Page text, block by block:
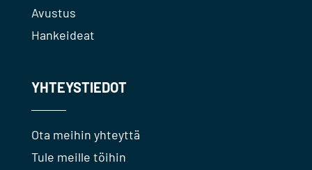
Avustus
Hankeideat
YHTEYSTIEDOT
Ota meihin yhteyttä
Tule meille töihin